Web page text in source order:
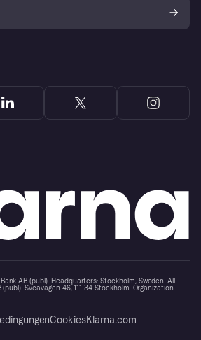
AB (publ). Headquarters: Stockholm, Sweden. All
Sveavägen 46, 111 34 Stockholm. Organization
CookiesKlarna.com